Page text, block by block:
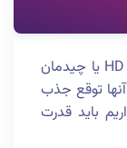
یک عکس تبلیغاتی صرفا عکسی با کیفیت HD یا چیدمان
توقع جذب
باید قدرت